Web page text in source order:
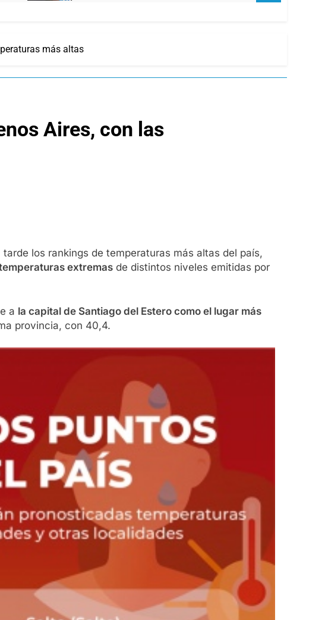
más altas
Aires, con las
los rankings de temperaturas más altas del país,
extremas de distintos niveles emitidas por
a la capital de Santiago del Estero como el lugar más
provincia, con 40,4.